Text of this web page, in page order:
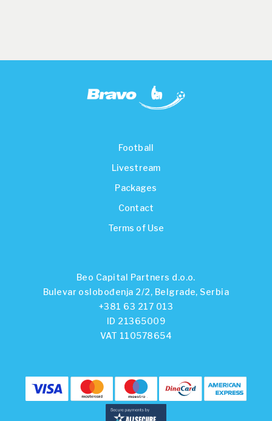
Football
Livestream
Packages
Contact
Terms of Use
Beo Capital Partners d.o.o.
Bulevar oslobođenja 2/2, Belgrade, Serbia
+381 63 217 013
ID 21365009
VAT 110578654